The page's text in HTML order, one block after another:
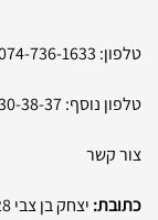
טלפון: 736-1633
טלפון נוסף:38-37
צור קשר
כתובת: יצחק בן צבי 28, ראשון לציון (מיקוד 7563308)